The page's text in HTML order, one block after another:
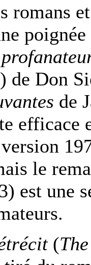
romans
) de Don
de
efficace
le
est une
(